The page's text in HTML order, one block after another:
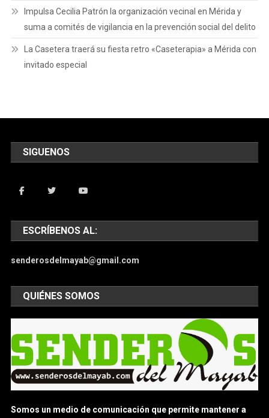
Impulsa Cecilia Patrón la organización vecinal en Mérida y
suma a comités de vigilancia en la prevención social del delito
La Casetera traerá su fiesta retro «Caseterapia» a Mérida con
invitado especial
SIGUENOS
ESCRÍBENOS AL:
senderosdelmayab@gmail.com
QUIÉNES SOMOS
Somos un medio de comunicación que permite mantener a